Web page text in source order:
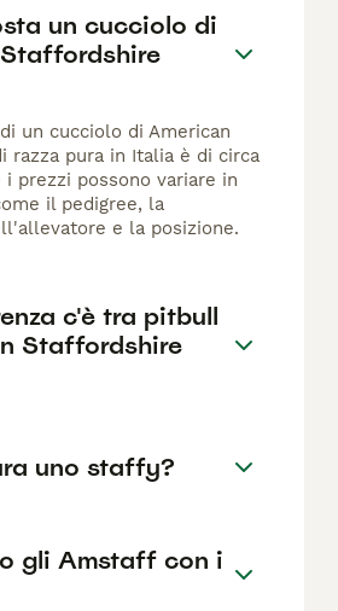
un cucciolo di
un cucciolo di American
razza pura in Italia è di circa
i prezzi possono variare in
il pedigree, la
e la posizione.
c'è tra pitbull
Staffordshire
uno staffy?
gli Amstaff con i